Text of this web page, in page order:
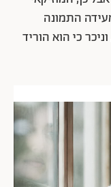
התמונה
כי הוא הוריד